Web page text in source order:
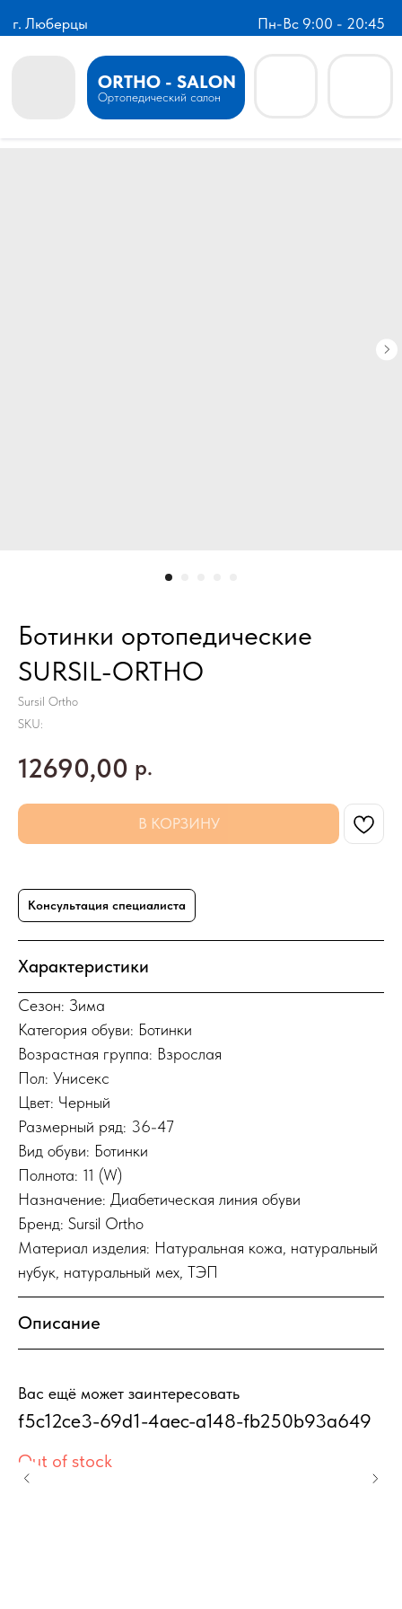
г. Люберцы Пн-Вс 9:00 - 20:45
ORTHO - SALON
Ортопедический салон
Ботинки ортопедические
SURSIL-ORTHO
Sursil Ortho
SKU:
12690,00 р.
В КОРЗИНУ
Консультация специалиста
Характеристики
Сезон: Зима
Категория обуви: Ботинки
Возрастная группа: Взрослая
Пол: Унисекс
Цвет: Черный
Размерный ряд: 36-47
Вид обуви: Ботинки
Полнота: 11 (W)
Назначение: Диабетическая линия обуви
Бренд: Sursil Ortho
Материал изделия: Натуральная кожа, натуральный
нубук, натуральный мех, ТЭП
Описание
Вас ещё может заинтересовать
f5c12ce3-69d1-4aec-a148-fb250b93a649
Out of stock